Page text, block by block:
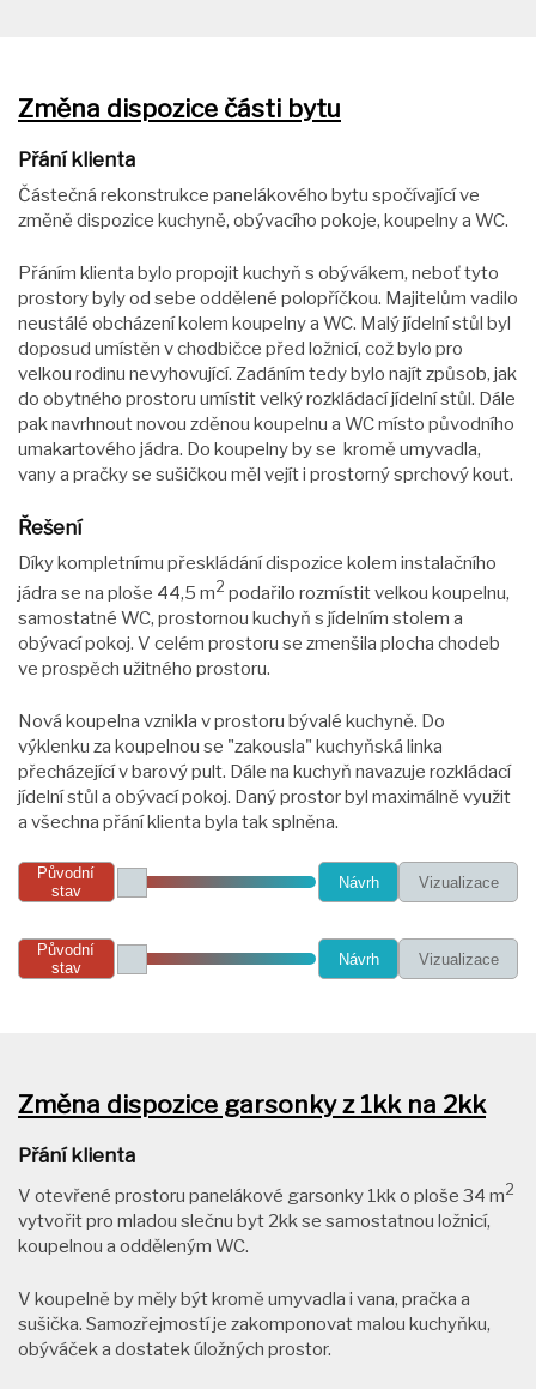
Změna dispozice části bytu
Přání klienta
Částečná rekonstrukce panelákového bytu spočívající ve
změně dispozice kuchyně, obývacího pokoje, koupelny a WC.
Přáním klienta bylo propojit kuchyň s obývákem, neboť tyto
prostory byly od sebe oddělené polopříčkou. Majitelům vadilo
neustálé obcházení kolem koupelny a WC. Malý jídelní stůl byl
doposud umístěn v chodbičce před ložnicí, což bylo pro
velkou rodinu nevyhovující. Zadáním tedy bylo najít způsob, jak
do obytného prostoru umístit velký rozkládací jídelní stůl. Dále
pak navrhnout novou zděnou koupelnu a WC místo původního
umakartového jádra. Do koupelny by se kromě umyvadla,
vany a pračky se sušičkou měl vejít i prostorný sprchový kout.
Řešení
Díky kompletnímu přeskládání dispozice kolem instalačního
jádra se na ploše 44,5 m2 podařilo rozmístit velkou koupelnu,
samostatné WC, prostornou kuchyň s jídelním stolem a
obývací pokoj. V celém prostoru se zmenšila plocha chodeb
ve prospěch užitného prostoru.
Nová koupelna vznikla v prostoru bývalé kuchyně. Do
výklenku za koupelnou se "zakousla" kuchyňská linka
přecházející v barový pult. Dále na kuchyň navazuje rozkládací
jídelní stůl a obývací pokoj. Daný prostor byl maximálně využit
a všechna přání klienta byla tak splněna.
Původní
stav
Návrh Vizualizace
Původní
stav
Návrh Vizualizace
Změna dispozice garsonky z 1kk na 2kk
Přání klienta
V otevřené prostoru panelákové garsonky 1kk o ploše 34 m2
vytvořit pro mladou slečnu byt 2kk se samostatnou ložnicí,
koupelnou a odděleným WC.
V koupelně by měly být kromě umyvadla i vana, pračka a
sušička. Samozřejmostí je zakomponovat malou kuchyňku,
obýváček a dostatek úložných prostor.